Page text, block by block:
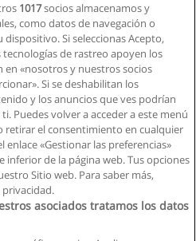
1017socios almacenamos y
como datos de navegación o
Si seleccionas Acepto,
de rastreo apoyen los
«nosotros y nuestros socios
Si se deshabilitan los
y los anuncios que ves podrían
Puedes volver a acceder a este menú
retirar el consentimiento en cualquier
«Gestionar las preferencias»
inferior de la página web. Tus opciones
Sitio web. Para saber más,
asociados tratamos los datos